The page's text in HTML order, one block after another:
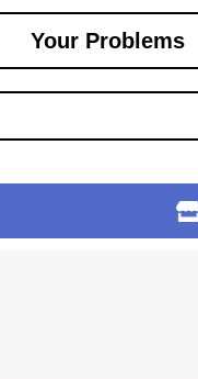
Your Problems